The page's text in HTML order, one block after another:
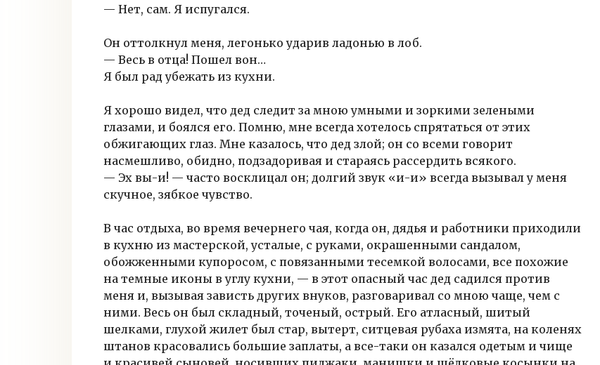
— Нет, сам. Я испугался.
Он оттолкнул меня, легонько ударив ладонью в лоб.
— Весь в отца! Пошел вон…
Я был рад убежать из кухни.
Я хорошо видел, что дед следит за мною умными и зоркими зелеными
глазами, и боялся его. Помню, мне всегда хотелось спрятаться от этих
обжигающих глаз. Мне казалось, что дед злой; он со всеми говорит
насмешливо, обидно, подзадоривая и стараясь рассердить всякого.
— Эх вы-и! — часто восклицал он; долгий звук «и-и» всегда вызывал у меня
скучное, зябкое чувство.
В час отдыха, во время вечернего чая, когда он, дядья и работники приходили
в кухню из мастерской, усталые, с руками, окрашенными сандалом,
обожженными купоросом, с повязанными тесемкой волосами, все похожие
на темные иконы в углу кухни, — в этот опасный час дед садился против
меня и, вызывая зависть других внуков, разговаривал со мною чаще, чем с
ними. Весь он был складный, точеный, острый. Его атласный, шитый
шелками, глухой жилет был стар, вытерт, ситцевая рубаха измята, на коленях
штанов красовались большие заплаты, а все-таки он казался одетым и чище